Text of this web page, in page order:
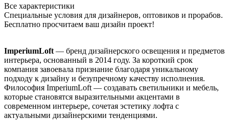
Все характеристики
Специальные условия для дизайнеров, оптовиков и прорабов.
Бесплатно просчитаем ваш дизайн проект!
ImperiumLoft — бренд дизайнерского освещения и предметов
интерьера, основанный в 2014 году. За короткий срок
компания завоевала признание благодаря уникальному
подходу к дизайну и безупречному качеству исполнения.
Философия ImperiumLoft — создавать светильники и мебель,
которые становятся выразительными акцентами в
современном интерьере, сочетая эстетику лофта с
актуальными дизайнерскими тенденциями.